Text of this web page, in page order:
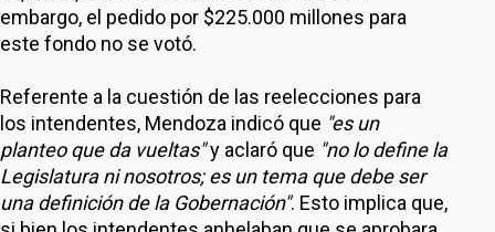
embargo, el pedido por $225.000 millones para
este fondo no se votó.
Referente a la cuestión de las reelecciones para
los intendentes, Mendoza indicó que "es un
planteo que da vueltas"y aclaró que "no lo define la
Legislatura ni nosotros; es un tema que debe ser
una definición de la Gobernación". Esto implica que,